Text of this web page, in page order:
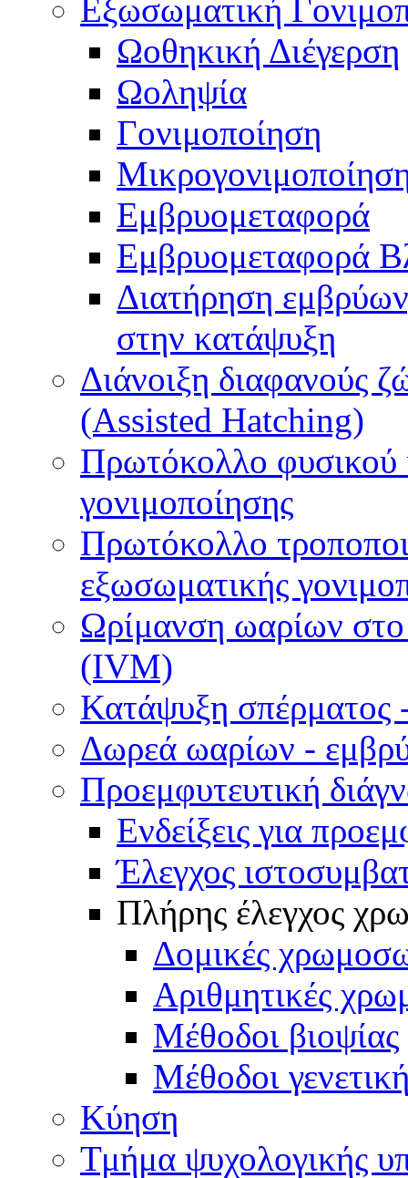
Εξωσωματική
Ωοθηκική Διέγερση
Ωοληψία
Γονιμοποίηση
Εμβρυομεταφορά
Εμβρυομεταφορά
Διατήρηση
στην κατάψυξη
Διάνοιξη διαφανούς
(Assisted Hatching)
Πρωτόκολλο φυσικού
γονιμοποίησης
Πρωτόκολλο
εξωσωματικής
Ωρίμανση ωαρίων
(IVM)
Κατάψυξη σπέρματος
Δωρεά ωαρίων -
Προεμφυτευτική
Ενδείξεις για
Έλεγχος
Πλήρης έλεγχος
Δομικές
Αριθμητικές
Μέθοδοι βιοψίας
Mέθοδοι
Κύηση
Τμήμα ψυχολογικής